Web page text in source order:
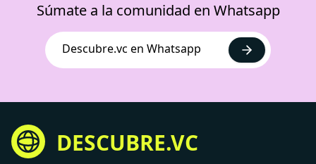
Súmate a la comunidad en Whatsapp
Descubre.vc en Whatsapp
DESCUBRE.VC